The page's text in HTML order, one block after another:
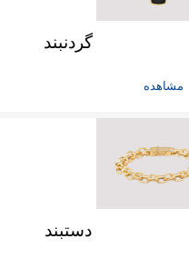
گردنبند
مشاهده
دستبند